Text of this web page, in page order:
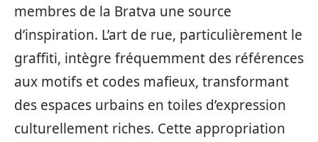
membres de la Bratva une source
d’inspiration. L’art de rue, particulièrement le
graffiti, intègre fréquemment des références
aux motifs et codes mafieux, transformant
des espaces urbains en toiles d’expression
culturellement riches. Cette appropriation